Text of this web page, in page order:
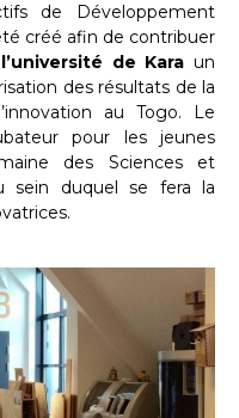
de Développement
créé afin de contribuer
l’université de Kara un
des résultats de la
au Togo. Le
pour les jeunes
des Sciences et
sein duquel se fera la